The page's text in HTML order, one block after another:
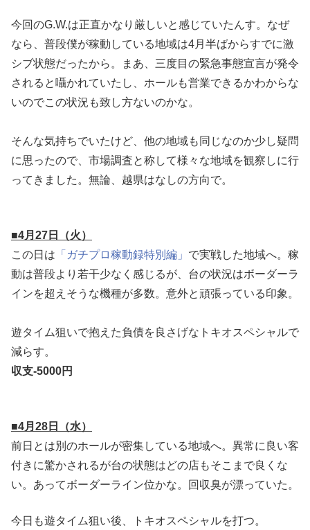
今回のG.W.は正直かなり厳しいと感じていたんす。なぜ
なら、普段僕が稼動している地域は4月半ばからすでに激
シブ状態だったから。まあ、三度目の緊急事態宣言が発令
されると囁かれていたし、ホールも営業できるかわからな
いのでこの状況も致し方ないのかな。
そんな気持ちでいたけど、他の地域も同じなのか少し疑問
に思ったので、市場調査と称して様々な地域を観察しに行
ってきました。無論、越県はなしの方向で。
■4月27日（火）
この日は 「ガチプロ稼動録特別編」 で実戦した地域へ。稼
動は普段より若干少なく感じるが、台の状況はボーダーラ
インを超えそうな機種が多数。意外と頑張っている印象。
遊タイム狙いで抱えた負債を良さげなトキオスペシャルで
減らす。
収支-5000円
■4月28日（水）
前日とは別のホールが密集している地域へ。異常に良い客
付きに驚かされるが台の状態はどの店もそこまで良くな
い。あってボーダーライン位かな。回収臭が漂っていた。
今日も遊タイム狙い後、トキオスペシャルを打つ。